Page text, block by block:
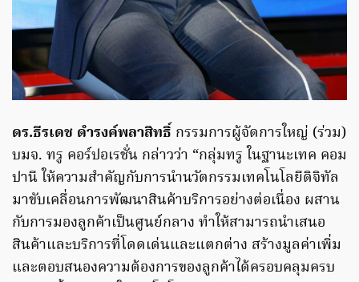
ดร.ธีรเดช ดำรงค์พลาสิทธิ์ กรรมการผู้จัดการใหญ่ (ร่วม)
บมจ. ทรู คอร์ปอเรชั่น กล่าวว่า “กลุ่มทรู ในฐานะเทค คอม
ปานี ให้ความสำคัญกับการนำนวัตกรรมเทคโนโลยีดิจิทัล
มาขับเคลื่อนการพัฒนาสินค้าบริการอย่างต่อเนื่อง ผสาน
กับการมองลูกค้าเป็นศูนย์กลาง ทำให้สามารถนำเสนอ
สินค้าและบริการที่โดดเด่นและแตกต่าง สร้างมูลค่าเพิ่ม
และตอบสนองความต้องการของลูกค้าได้ครอบคลุมครบ